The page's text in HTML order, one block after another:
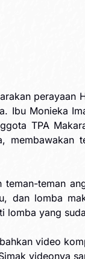
Ibu Monieka
TPA
teman
dan lomba
lomba yang
video
videonya